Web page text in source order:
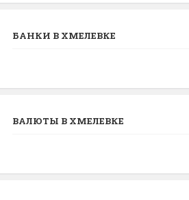
БАНКИ В ХМЕЛЕВКЕ
ВАЛЮТЫ В ХМЕЛЕВКЕ